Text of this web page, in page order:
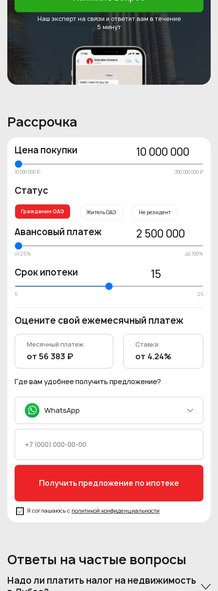
Наш эксперт на связи и ответитвам в течение
5 минут
Рассрочка
Цена покупки 10 000 000
10 000 000 ₽ 300 000 000 ₽
Статус
Гражданин ОАЭ Житель ОАЭ Не резидент
Авансовый платеж 2 500 000
от 25% до 100%
Срок ипотеки 15
5 25
Оцените свой ежемесячный платеж
Месячный платеж:
от 56 383 ₽
Ставка:
от 4.24%
Где вам удобнее получить предложение?
WhatsApp
Я соглашаюсь с политикой конфиденциальности
Ответы на частые вопросы
Надо ли платить налог на недвижимость